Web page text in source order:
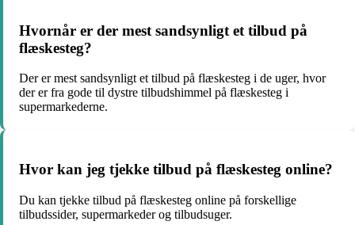
Hvornår er der mest sandsynligt et tilbud på
flæskesteg?
Der er mest sandsynligt et tilbud på flæskesteg i de uger, hvor
der er fra gode til dystre tilbudshimmel på flæskesteg i
supermarkederne.
Hvor kan jeg tjekke tilbud på flæskesteg online?
Du kan tjekke tilbud på flæskesteg online på forskellige
tilbudssider, supermarkeder og tilbudsuger.